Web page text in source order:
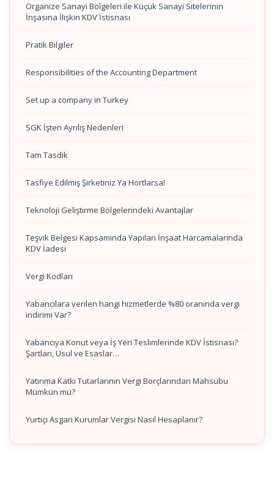
Organize Sanayi Bölgeleri ile Küçük Sanayi Sitelerinin
İnşasına İlişkin KDV İstisnası
Pratik Bilgiler
Responsibilities of the Accounting Department
Set up a company in Turkey
SGK İşten Ayrılış Nedenleri
Tam Tasdik
Tasfiye Edilmiş Şirketiniz Ya Hortlarsa!
Teknoloji Geliştirme Bölgelerindeki Avantajlar
Teşvik Belgesi Kapsamında Yapılan İnşaat Harcamalarında
KDV İadesi
Vergi Kodları
Yabancılara verilen hangi hizmetlerde %80 oranında vergi
indirimi Var?
Yabancıya Konut veya İş Yeri Teslimlerinde KDV İstisnası?
Şartları, Usul ve Esaslar…
Yatırıma Katkı Tutarlarının Vergi Borçlarından Mahsubu
Mümkün mü?
Yurtiçi Asgari Kurumlar Vergisi Nasıl Hesaplanır?